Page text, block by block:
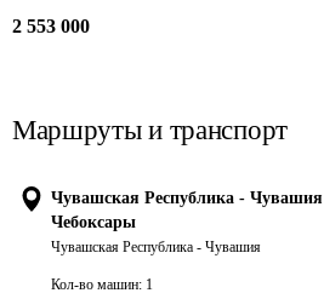
2 553 000
Маршруты и транспорт
Чувашская Республика - Чувашия
Чебоксары
Чувашская Республика - Чувашия
Кол-во машин: 1